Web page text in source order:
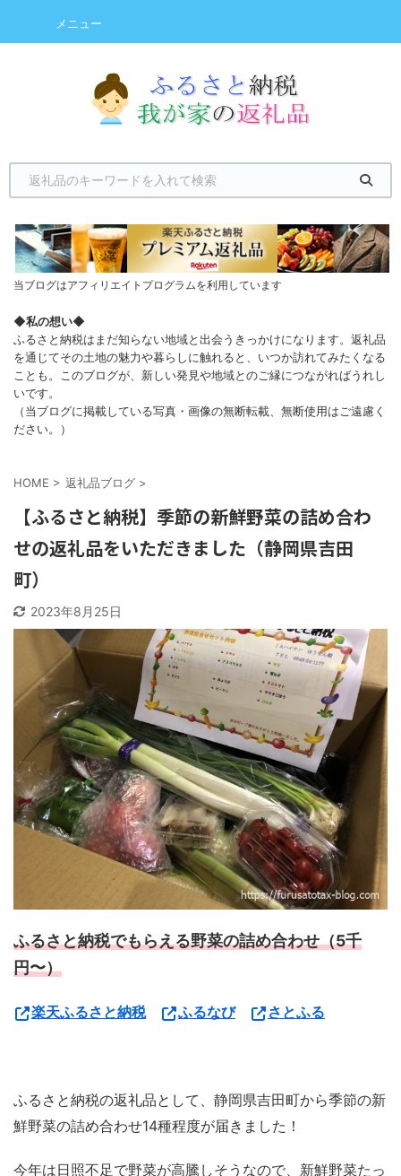
メニュー
当ブログはアフィリエイトプログラムを利用しています
◆私の想い◆
ふるさと納税はまだ知らない地域と出会うきっかけになります。返礼品
を通じてその土地の魅力や暮らしに触れると、いつか訪れてみたくなる
ことも。このブログが、新しい発見や地域とのご縁につながればうれし
いです。
（当ブログに掲載している写真・画像の無断転載、無断使用はご遠慮く
ださい。）
HOME > 返礼品ブログ >
【ふるさと納税】季節の新鮮野菜の詰め合わ
せの返礼品をいただきました（静岡県吉田
町）
2023年8月25日
ふるさと納税でもらえる野菜の詰め合わせ（5千
円〜）
楽天ふるさと納税 ふるなび さとふる
ふるさと納税の返礼品として、静岡県吉田町から季節の新
鮮野菜の詰め合わせ14種程度が届きました！
今年は日照不足で野菜が高騰しそうなので、新鮮野菜たっ